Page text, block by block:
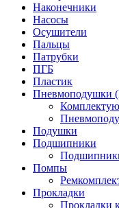
Наконечники
Насосы
Осушители
Пальцы
Патрубки
ПГБ
Пластик
Пневмоподушки
Подушки
Подшипники
Помпы
Прокладки
Прокладки